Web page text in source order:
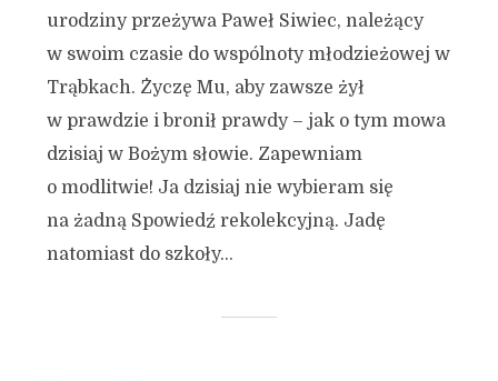
urodziny przeżywa Paweł Siwiec, należący
w swoim czasie do wspólnoty młodzieżowej w
Trąbkach. Życzę Mu, aby zawsze żył
w prawdzie i bronił prawdy – jak o tym mowa
dzisiaj w Bożym słowie. Zapewniam
o modlitwie! Ja dzisiaj nie wybieram się
na żadną Spowiedź rekolekcyjną. Jadę
natomiast do szkoły...